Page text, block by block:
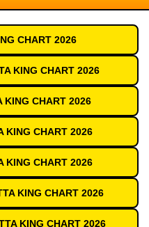
CHART 2026
KING CHART 2026
KING CHART 2026
KING CHART 2026
KING CHART 2026
KING CHART 2026
KING CHART 2026